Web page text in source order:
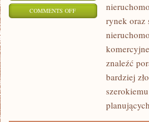
COMMENTS OFFON
PIERWSZEJ
NIERUCHOMOŚCI
rynek oraz
znaleźć
bardziej